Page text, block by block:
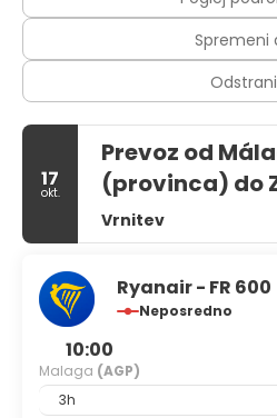
Spremeni
17
okt.
Prevoz od
(provinca) do
Vrnitev
Ryanair - FR 600
Neposredno
10:00
Malaga (AGP)
3h